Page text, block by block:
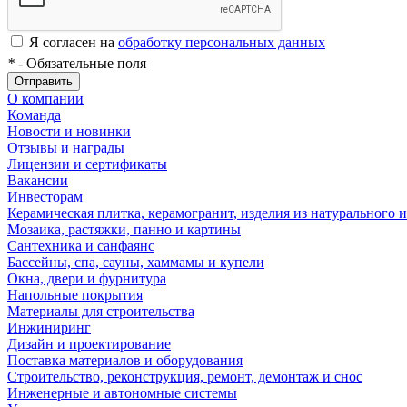
Я согласен на обработку персональных данных
* - Обязательные поля
Отправить
О компании
Команда
Новости и новинки
Отзывы и награды
Лицензии и сертификаты
Вакансии
Инвесторам
Керамическая плитка, керамогранит, изделия из натурального
Мозаика, растяжки, панно и картины
Сантехника и санфаянс
Бассейны, спа, сауны, хаммамы и купели
Окна, двери и фурнитура
Напольные покрытия
Материалы для строительства
Инжиниринг
Дизайн и проектирование
Поставка материалов и оборудования
Строительство, реконструкция, ремонт, демонтаж и снос
Инженерные и автономные системы